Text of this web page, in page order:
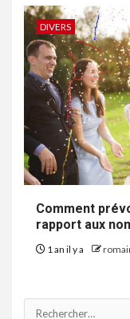
DIVERS
Comment
rapport aux
1 an il y a
Rechercher :